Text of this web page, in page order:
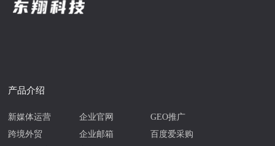
产品介绍
新媒体运营 企业官网
GEO推广
跨境外贸
企业邮箱
百度爱采购